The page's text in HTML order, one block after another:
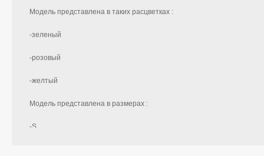
Модель представлена в таких расцветках :
-зеленый
-розовый
-желтый
Модель представлена в размерах :
-S